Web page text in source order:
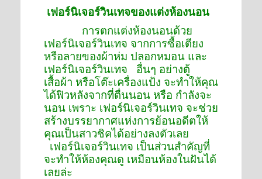
เฟอร์นิเจอร์วินเทจของแต่งห้องนอน
การตกแต่งห้องนอนด้วย
เฟอร์นิเจอร์วินเทจ จากการซื้อเตียง
หรือลายของผ้าห่ม ปลอกหมอน และ
เฟอร์นิเจอร์วินเทจ อื่นๆ อย่างตู้
เสื้อผ้า หรือโต๊ะเครื่องแป้ง จะทำให้คุณ
ได้ฟิวหลังจากที่ตื่นนอน หรือ กำลังจะ
นอน เพราะ เฟอร์นิเจอร์วินเทจ จะช่วย
สร้างบรรยากาศแห่งการย้อนอดีตให้
คุณเป็นสาวชิคได้อย่างลงตัวเลย
เฟอร์นิเจอร์วินเทจ เป็นส่วนสำคัญที่
จะทำให้ห้องคุณดู เหมือนห้องในฝันได้
เลยล่ะ